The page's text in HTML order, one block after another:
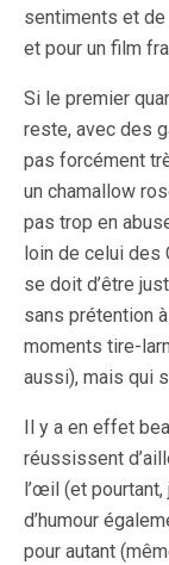
sentiments et
et pour un film
Si le premier
reste, avec des
pas forcément
un chamallow
pas trop en
loin de celui des
se doit d’être
sans prétention
moments tire-
aussi), mais qui
Il y a en effet
réussissent
l’œil (et
d’humour
pour autant